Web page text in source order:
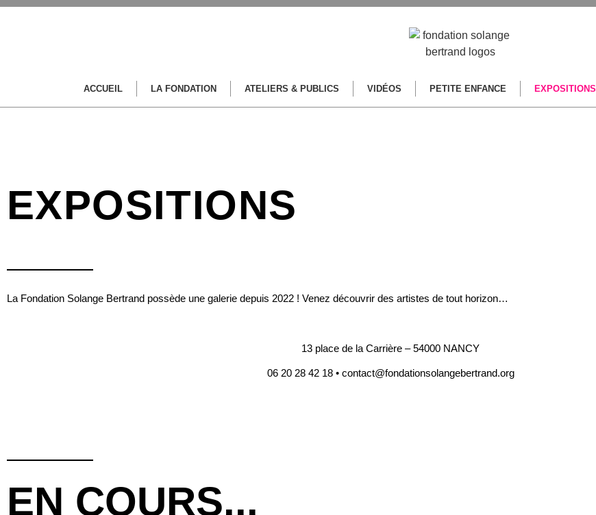
ACCUEIL LA FONDATION ATELIERS & PUBLICS VIDÉOS PETITE ENFANCE EXPOSITIONS
EXPOSITIONS
La Fondation Solange Bertrand possède une galerie depuis 2022 ! Venez découvrir des artistes de tout horizon…
13 place de la Carrière – 54000 NANCY
06 20 28 42 18 • contact@fondationsolangebertrand.org
EN COURS...